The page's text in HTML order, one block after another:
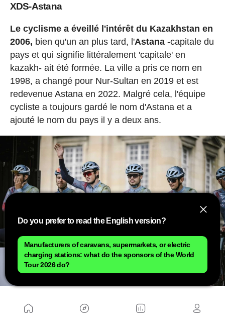
XDS-Astana
Le cyclisme a éveillé l'intérêt du Kazakhstan en
2006, bien qu'un an plus tard, l'Astana-capitale du
pays et qui signifie littéralement 'capitale' en
kazakh- ait été formée. La ville a pris ce nom en
1998, a changé pour Nur-Sultan en 2019 et est
redevenue Astana en 2022. Malgré cela, l'équipe
cycliste a toujours gardé le nom d'Astana et a
ajouté le nom du pays il y a deux ans.
Cette saison, elle a reçu un important coup de
pouce financier de la part de
XDS, fabricant
Do you prefer to read the English version?
Manufacturers of caravans, supermarkets, or electric
charging stations: what do the sponsors of the World
Tour 2026 do?